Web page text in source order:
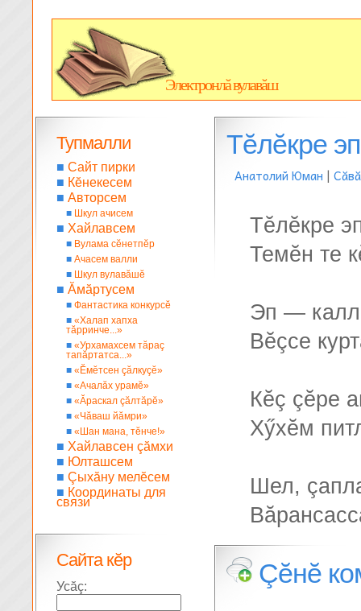
Электронлă вулавăш
Тĕлĕкре
Анатолий Юман | Сăвă
Тĕлĕкре
Темĕн те
Эп —
Вĕçсе
Кĕç çĕре
Хӳхĕм
Шел,
Çĕнĕ
Тупмалли
■ Сайт пирки
■ Кĕнекесем
■ Авторсем
■ Шкул ачисем
■ Хайлавсем
■ Вулама сĕнетпĕр
■ Ачасем валли
■ Шкул вулавăшĕ
■ Ăмăртусем
■ Фантастика конкурсĕ
■ «Халап хапха
тăрринче...»
■ «Урхамахсем тăраç
тапăртатса...»
■ «Ĕмĕтсен çăлкуçĕ»
■ «Ачалăх урамĕ»
■ «Ăраскал çăлтăрĕ»
■ «Чăваш йăмри»
■ «Шан мана, тĕнче!»
■ Хайлавсен çăмхи
■ Юлташсем
■ Çыхăну мелĕсем
■ Координаты для
связи
Сайта кĕр
Усăç: